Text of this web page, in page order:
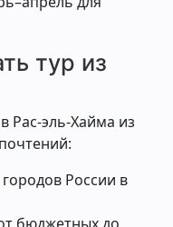
тур из
Рас-эль-Хайма из
России в